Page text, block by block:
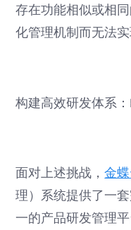
存在功能相似或相
化管理机制而无法实
构建高效研发体系
面对上述挑战，金
理）系统提供了一
一的产品研发管理